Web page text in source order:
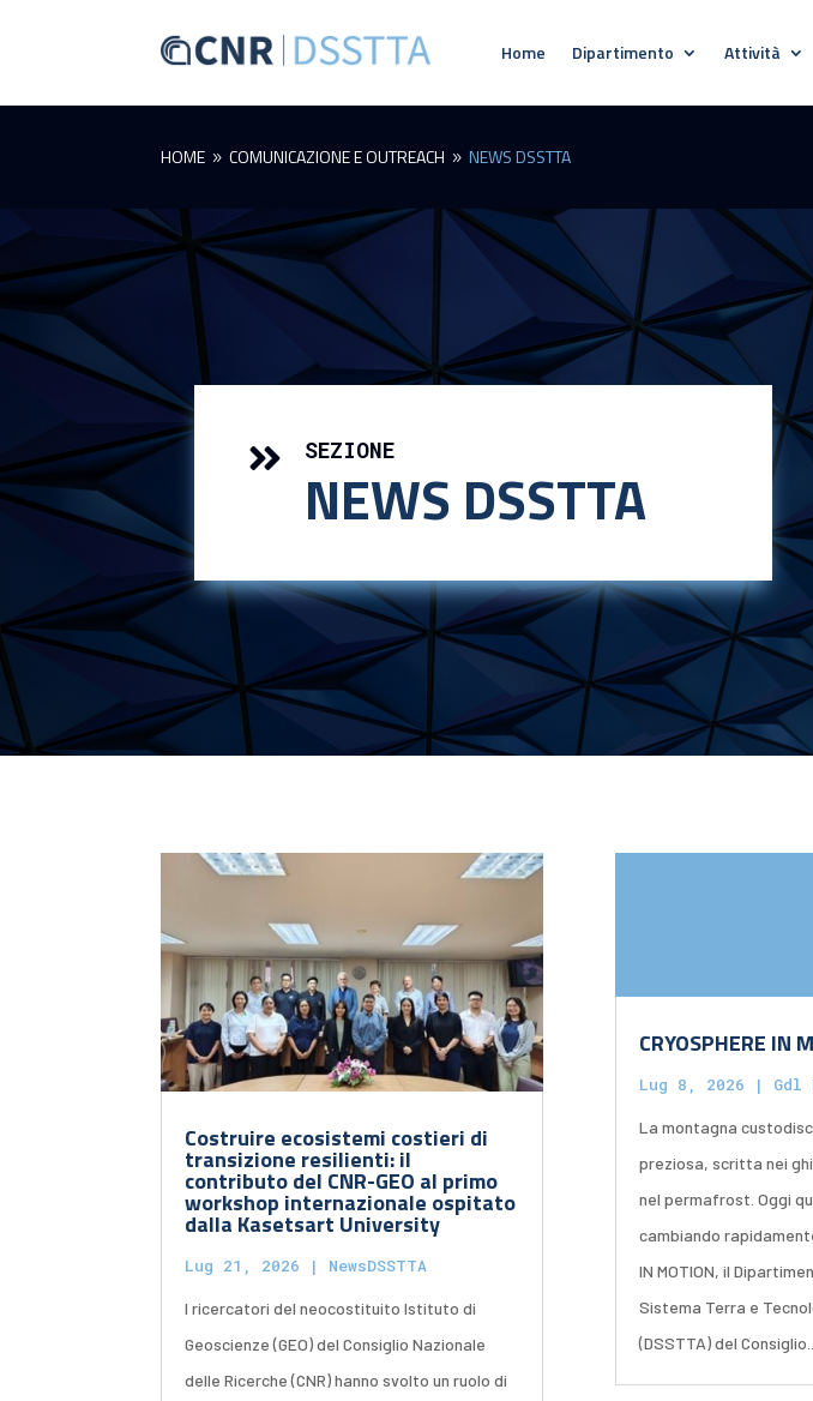
Home Dipartimento Attività
HOME 9 COMUNICAZIONE E OUTREACH 9 NEWS DSSTTA
 SEZIONE
NEWS DSSTTA
Costruire ecosistemi costieri di
transizione resilienti: il
contributo del CNR-GEO al primo
workshop internazionale ospitato
dalla Kasetsart University
Lug 21, 2026 | NewsDSSTTA
I ricercatori del neocostituito Istituto di
Geoscienze (GEO) del Consiglio Nazionale
delle Ricerche (CNR) hanno svolto un ruolo di
CRYOSPHERE IN
Lug 8, 2026 | Gdl
La montagna
preziosa, scritta nei
nel permafrost. Oggi
cambiando
IN MOTION, il
Sistema Terra e
(DSSTTA) del Consiglio...